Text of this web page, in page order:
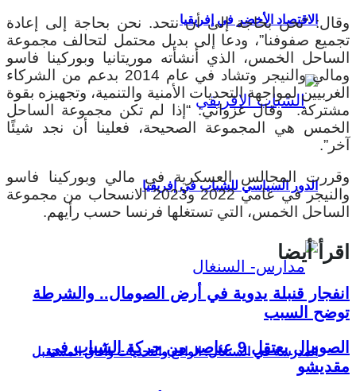
الاقتصاد الأخضر في إفريقيا
الدور السياسي للشباب في إفريقيا
المدرسة في السنغال: الواقع والتحديات وآفاق المستقبل
وقال: “نحن بحاجة إلى أن نتحد. نحن بحاجة إلى إعادة
تجميع صفوفنا”، ودعا إلى بديل محتمل لتحالف مجموعة
الساحل الخمس، الذي أنشأته موريتانيا وبوركينا فاسو
ومالي والنيجر وتشاد في عام 2014 بدعم من الشركاء
الغربيين لمواجهة التحديات الأمنية والتنمية، وتجهيزه بقوة
مشتركة. وقال غزواني: “إذا لم تكن مجموعة الساحل
الخمس هي المجموعة الصحيحة، فعلينا أن نجد شيئًا
آخر”.
وقررت المجالس العسكرية في مالي وبوركينا فاسو
والنيجر في عامي 2022 و2023 الانسحاب من مجموعة
الساحل الخمس، التي تستغلها فرنسا حسب رأيهم.
اقرأ أيضا
انفجار قنبلة يدوية في أرض الصومال.. والشرطة
توضح السبب
الصومال يعتقل 9 عناصر من حركة الشباب في
مقديشو